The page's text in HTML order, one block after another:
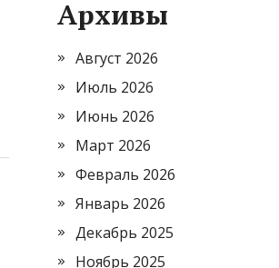
Архивы
Август 2026
Июль 2026
Июнь 2026
Март 2026
Февраль 2026
Январь 2026
Декабрь 2025
Ноябрь 2025